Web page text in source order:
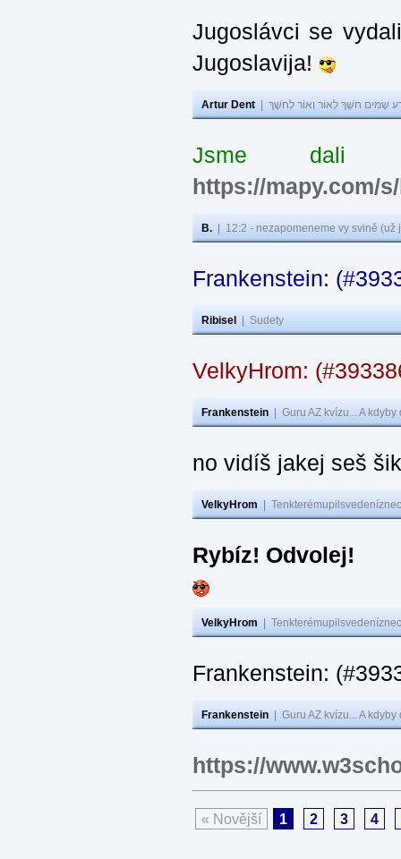
Jugoslávci se
Jugoslavija!
Artur Dent שָׂמִים חֹשֶׁךְ לְאוֹר וְאוֹר לְחֹשֶׁךְ
Jsme dali
https://mapy.com/
B. 12:2 - nezapomeneme vy svině
Frankenstein:
Ribisel Sudety
VelkyHrom:
Frankenstein Guru AZ kvízu... A
no vidíš jakej seš
VelkyHrom
Rybíz! Odvolej!
VelkyHrom
Frankenstein:
Frankenstein Guru AZ kvízu... A
https://
« Novější 1 2 3 4